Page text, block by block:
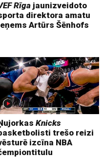
Rīga jaunizveidoto
direktora amatu
Artūrs Šēnhofs
Knicks
trešo reizi
izcīna NBA